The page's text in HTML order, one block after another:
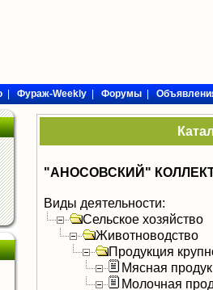
|Фураж-Weekly|Форумы|
"АНОСОВСКИЙ"
Виды деятельности:
Сельское хозяйство
Животноводство
Продукция
Мясная
Молочная